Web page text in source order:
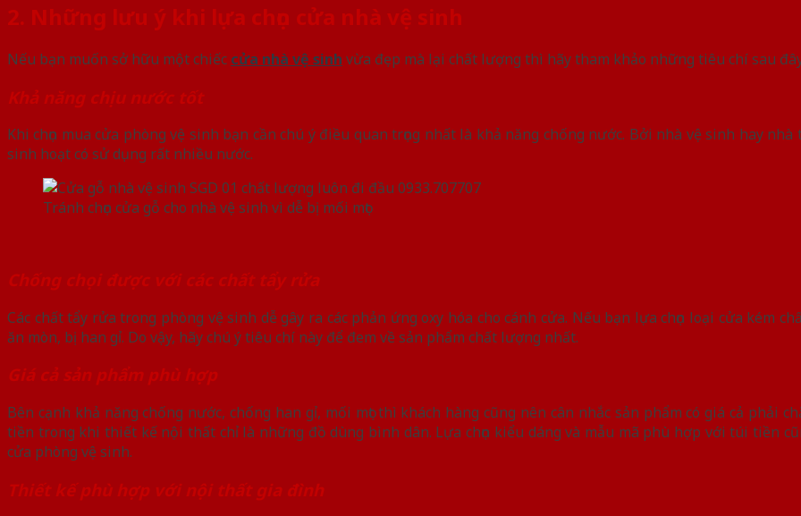
2. Những lưu ý khi lựa chọn cửa nhà vệ sinh
Nếu bạn muốn sở hữu một chiếc cửa nhà vệ sinh vừa đẹp mà lại chất lượng thì hãy tham khảo những tiêu chí sau
Khả năng chịu nước tốt
Khi chọn mua cửa phòng vệ sinh bạn cần chú ý điều quan trọng nhất là khả năng chống nước. Bởi nhà vệ sinh hay
sinh hoạt có sử dụng rất nhiều nước.
Tránh chọn cửa gỗ cho nhà vệ sinh vì dễ bị mối mọt
Chống chọi được với các chất tẩy rửa
Các chất tẩy rửa trong phòng vệ sinh dễ gây ra các phản ứng oxy hóa cho cánh cửa. Nếu bạn lựa chọn loại cửa kém
ăn mòn, bị han gỉ. Do vậy, hãy chú ý tiêu chí này để đem về sản phẩm chất lượng nhất.
Giá cả sản phẩm phù hợp
Bên cạnh khả năng chống nước, chống han gỉ, mối mọt thì khách hàng cũng nên cân nhắc sản phẩm có giá cả phải
tiền trong khi thiết kế nội thất chỉ là những đồ dùng bình dân. Lựa chọn kiểu dáng và mẫu mã phù hợp với túi tiền
cửa phòng vệ sinh.
Thiết kế phù hợp với nội thất gia đình